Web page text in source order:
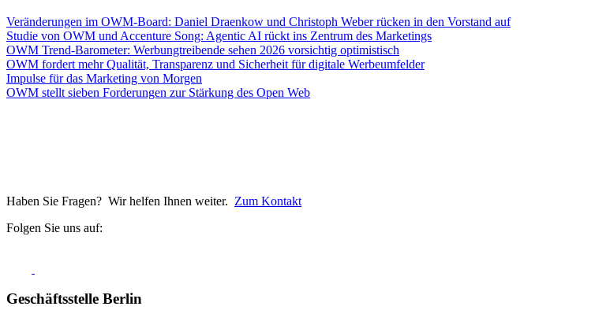
Veränderungen im OWM-Board: Daniel Draenkow und Christoph Weber rücken in den Vorstand auf
Studie von OWM und Accenture Song: Agentic AI rückt ins Zentrum des Marketings
OWM Trend-Barometer: Werbungtreibende sehen 2026 vorsichtig optimistisch
OWM fordert mehr Qualität, Transparenz und Sicherheit für digitale Werbeumfelder
Impulse für das Marketing von Morgen
OWM stellt sieben Forderungen zur Stärkung des Open Web
Haben Sie Fragen? Wir helfen Ihnen weiter. Zum Kontakt
Folgen Sie uns auf:
Geschäftsstelle Berlin